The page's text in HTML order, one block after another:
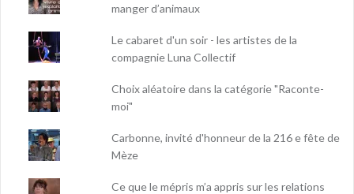
manger d’animaux
Le cabaret d'un soir - les artistes de la
compagnie Luna Collectif
Choix aléatoire dans la catégorie "Raconte-
moi"
Carbonne, invité d'honneur de la 216 e fête de
Mèze
Ce que le mépris m’a appris sur les relations